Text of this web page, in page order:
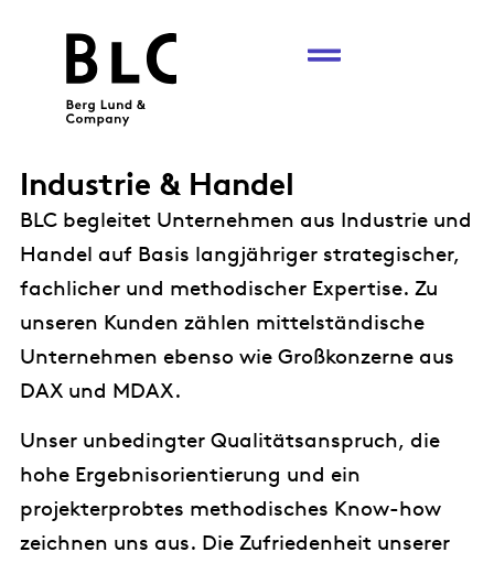
Industrie & Handel
BLC begleitet Unternehmen aus Industrie und
Handel auf Basis langjähriger strategischer,
fachlicher und methodischer Expertise. Zu
unseren Kunden zählen mittelständische
Unternehmen ebenso wie Großkonzerne aus
DAX und MDAX.
Unser unbedingter Qualitätsanspruch, die
hohe Ergebnisorientierung und ein
projekterprobtes methodisches Know-how
zeichnen uns aus. Die Zufriedenheit unserer